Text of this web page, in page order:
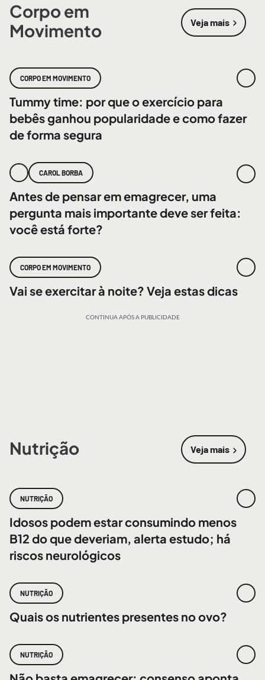
Corpo em
Movimento
Veja mais
sobre
CORPO EM MOVIMENTO
Tummy time: por que o exercício para
bebês ganhou popularidade e como fazer
de forma segura
CAROL BORBA
Antes de pensar em emagrecer, uma
pergunta mais importante deve ser feita:
você está forte?
CORPO EM MOVIMENTO
Vai se exercitar à noite? Veja estas dicas
CONTINUA APÓS A PUBLICIDADE
Nutrição Veja mais
sobre
NUTRIÇÃO
Idosos podem estar consumindo menos
B12 do que deveriam, alerta estudo; há
riscos neurológicos
NUTRIÇÃO
Quais os nutrientes presentes no ovo?
NUTRIÇÃO